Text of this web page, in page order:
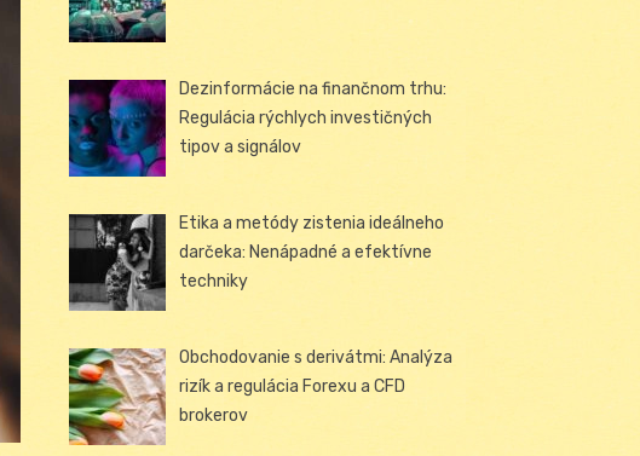
Dezinformácie na finančnom trhu:
Regulácia rýchlych investičných
tipov a signálov
Etika a metódy zistenia ideálneho
darčeka: Nenápadné a efektívne
techniky
Obchodovanie s derivátmi: Analýza
rizík a regulácia Forexu a CFD
brokerov